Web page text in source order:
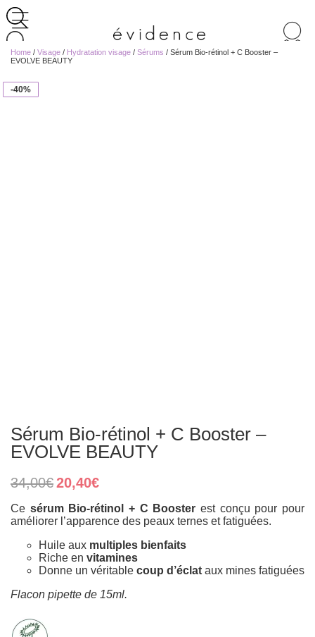
de
produits
Home / Visage / Hydratation visage / Sérums / Sérum Bio-rétinol + C Booster –
EVOLVE BEAUTY
-40%
Sérum Bio-rétinol + C Booster –
EVOLVE BEAUTY
34,00€ Original
price
was:
34,00€.
20,40€Current
is:
20,40€.
Ce sérum Bio-rétinol + C Booster est conçu pour pour
améliorer l’apparence des peaux ternes et fatiguées.
Huile aux multiples bienfaits
Riche en vitamines
Donne un véritable coup d’éclat aux mines fatiguées
Flacon pipette de 15ml.